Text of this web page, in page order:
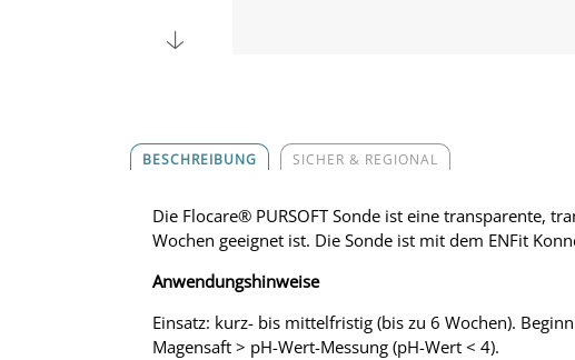
BESCHREIBUNG SICHER & REGIONAL
Die Flocare® PURSOFT Sonde ist eine transparente,
Wochen geeignet ist. Die Sonde ist mit dem ENFit
Anwendungshinweise
Einsatz: kurz- bis mittelfristig (bis zu 6 Wochen).
Magensaft > pH-Wert-Messung (pH-Wert < 4).